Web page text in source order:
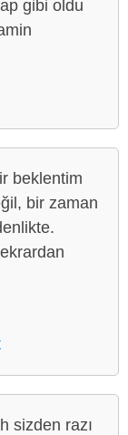
gibi oldu
beklentim
bir zaman
sizden razı